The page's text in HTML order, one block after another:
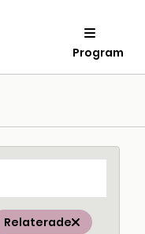
Program
Relaterade